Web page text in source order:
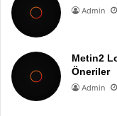
Admin
Metin2
Öneriler
Admin